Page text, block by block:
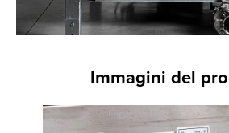
Immagini del